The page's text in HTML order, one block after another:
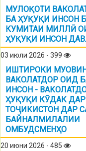
МУЛОҚОТИ
БА ҲУҚУҚИ ИНСОН
КУМИТАИ МИЛЛӢ
ҲУҚУҚИ ИНСОН
03 июли 2026 - 399
ИШТИРОКИ
ВАКОЛАТДОР ОИД
ИНСОН -
ҲУҚУҚИ КӮДАК
ТОҶИКИСТОН ДАР
БАЙНАЛМИЛАЛИИ
ОМБУДСМЕНҲО
20 июни 2026 - 485